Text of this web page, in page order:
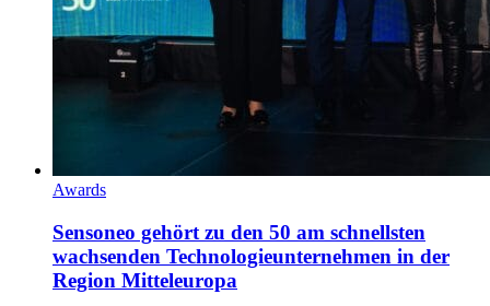
Awards
Sensoneo gehört zu den 50 am schnellsten
wachsenden Technologieunternehmen in der
Region Mitteleuropa